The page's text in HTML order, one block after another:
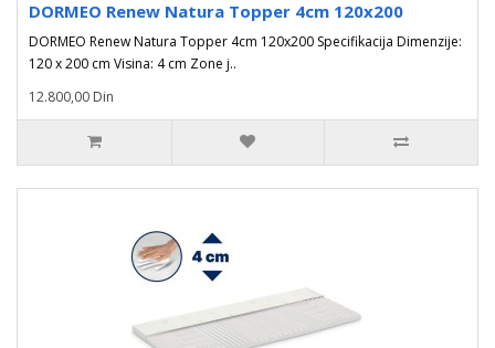
DORMEO Renew Natura Topper 4cm 120x200
DORMEO Renew Natura Topper 4cm 120x200 Specifikacija Dimenzije:
120 x 200 cm Visina: 4 cm Zone j..
12.800,00 Din